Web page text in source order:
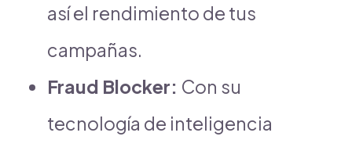
así el rendimiento de tus
campañas.
Fraud Blocker: Con su
tecnología de inteligencia